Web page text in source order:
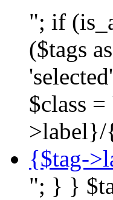
"; if
($tags
$class
>label}/
{$tag-
"; } }